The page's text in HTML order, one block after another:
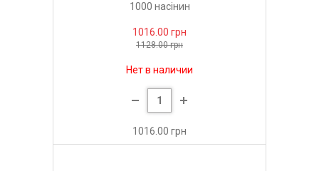
1000 насінин
1016.00 грн
1128.00 грн
Нет в наличии
1016.00 грн